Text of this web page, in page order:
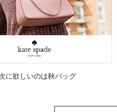
に欲しいのは秋バッグ